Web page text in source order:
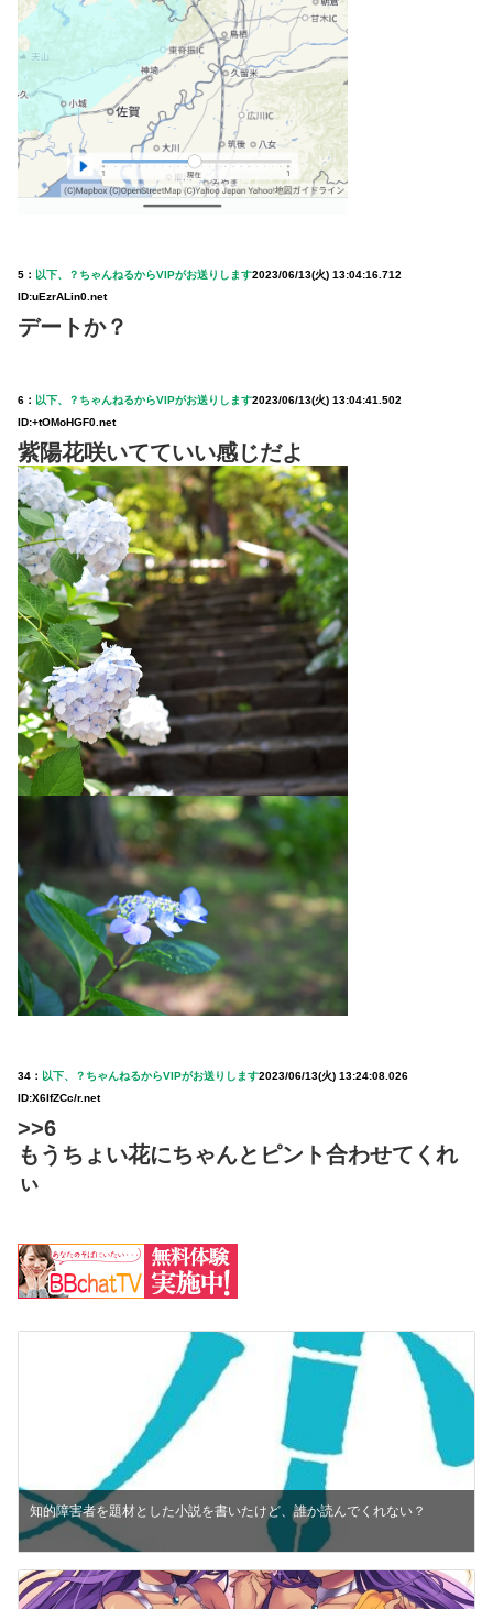
5： 以下、？ちゃんねるからVIPがお送りします2023/06/13(火) 13:04:16.712
ID:uEzrALin0.net
デートか？
6： 以下、？ちゃんねるからVIPがお送りします2023/06/13(火) 13:04:41.502
ID:+tOMoHGF0.net
紫陽花咲いてていい感じだよ
34： 以下、？ちゃんねるからVIPがお送りします2023/06/13(火) 13:24:08.026
ID:X6IfZCc/r.net
>>6
もうちょい花にちゃんとピント合わせてくれ
ぃ
知的障害者を題材とした小説を書いたけど、誰か読んでくれない？